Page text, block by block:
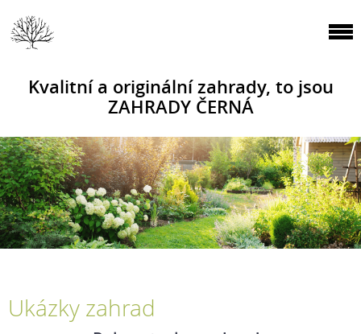
Kvalitní a originální zahrady, to jsou
ZAHRADY ČERNÁ
Ukázky zahrad